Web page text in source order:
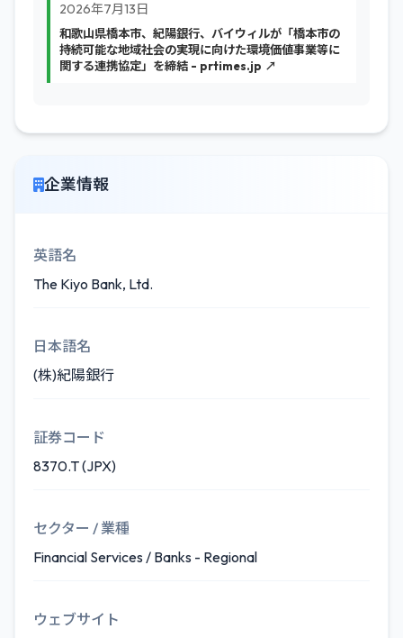
2026年7月13日
和歌山県橋本市、紀陽銀行、バイウィルが「橋本市の
持続可能な地域社会の実現に向けた環境価値事業等に
関する連携協定」を締結 - prtimes.jp ↗
企業情報
英語名
The Kiyo Bank, Ltd.
日本語名
(株)紀陽銀行
証券コード
8370.T (JPX)
セクター / 業種
Financial Services / Banks - Regional
ウェブサイト